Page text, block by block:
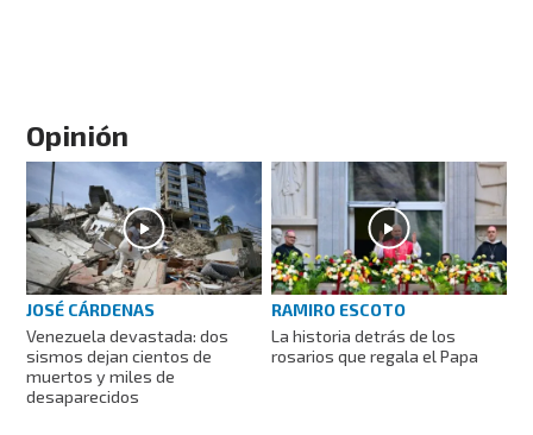
Opinión
JOSÉ CÁRDENAS
Venezuela devastada: dos
sismos dejan cientos de
muertos y miles de
desaparecidos
RAMIRO ESCOTO
La historia detrás de los
rosarios que regala el Papa